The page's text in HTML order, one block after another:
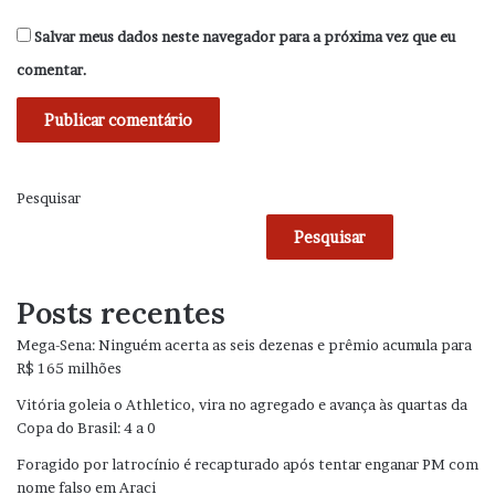
Salvar meus dados neste navegador para a próxima vez que eu
comentar.
Pesquisar
Pesquisar
Posts recentes
Mega-Sena: Ninguém acerta as seis dezenas e prêmio acumula para
R$ 165 milhões
Vitória goleia o Athletico, vira no agregado e avança às quartas da
Copa do Brasil: 4 a 0
Foragido por latrocínio é recapturado após tentar enganar PM com
nome falso em Araci